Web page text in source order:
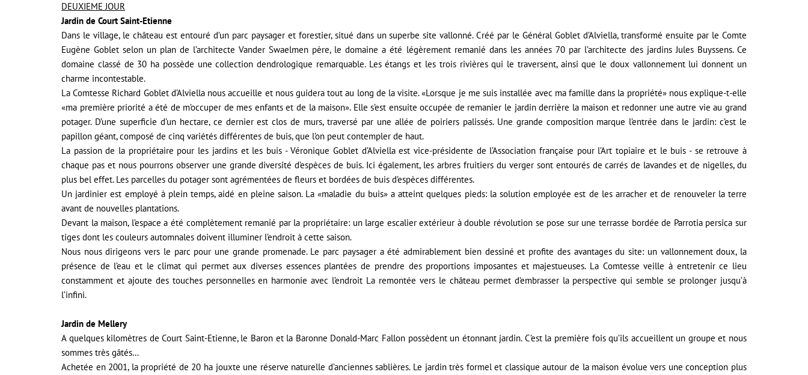
DEUXIEME JOUR
Jardin de Court Saint-Etienne
Dans le village, le château est entouré d’un parc paysager et forestier, situé dans un superbe site vallonné. Créé par le Général Goblet d’Alviella, transformé ensuite par le Comte
Eugène Goblet selon un plan de l’architecte Vander Swaelmen père, le domaine a été légèrement remanié dans les années 70 par l’architecte des jardins Jules Buyssens. Ce
domaine classé de 30 ha possède une collection dendrologique remarquable. Les étangs et les trois rivières qui le traversent, ainsi que le doux vallonnement lui donnent un
charme incontestable.
La Comtesse Richard Goblet d’Alviella nous accueille et nous guidera tout au long de la visite. «Lorsque je me suis installée avec ma famille dans la propriété» nous explique-t-elle
«ma première priorité a été de m’occuper de mes enfants et de la maison». Elle s’est ensuite occupée de remanier le jardin derrière la maison et redonner une autre vie au grand
potager. D’une superficie d’un hectare, ce dernier est clos de murs, traversé par une allée de poiriers palissés. Une grande composition marque l’entrée dans le jardin: c’est le
papillon géant, composé de cinq variétés différentes de buis, que l’on peut contempler de haut.
La passion de la propriétaire pour les jardins et les buis - Véronique Goblet d’Alviella est vice-présidente de l’Association française pour l’Art topiaire et le buis - se retrouve à
chaque pas et nous pourrons observer une grande diversité d’espèces de buis. Ici également, les arbres fruitiers du verger sont entourés de carrés de lavandes et de nigelles, du
plus bel effet. Les parcelles du potager sont agrémentées de fleurs et bordées de buis d’espèces différentes.
Un jardinier est employé à plein temps, aidé en pleine saison. La «maladie du buis» a atteint quelques pieds: la solution employée est de les arracher et de renouveler la terre
avant de nouvelles plantations.
Devant la maison, l’espace a été complètement remanié par la propriétaire: un large escalier extérieur à double révolution se pose sur une terrasse bordée de Parrotia persica sur
tiges dont les couleurs automnales doivent illuminer l’endroit à cette saison.
Nous nous dirigeons vers le parc pour une grande promenade. Le parc paysager a été admirablement bien dessiné et profite des avantages du site: un vallonnement doux, la
présence de l’eau et le climat qui permet aux diverses essences plantées de prendre des proportions imposantes et majestueuses. La Comtesse veille à entretenir ce lieu
constamment et ajoute des touches personnelles en harmonie avec l’endroit La remontée vers le château permet d’embrasser la perspective qui semble se prolonger jusqu’à
l’infini.
Jardin de Mellery
A quelques kilomètres de Court Saint-Etienne, le Baron et la Baronne Donald-Marc Fallon possèdent un étonnant jardin. C’est la première fois qu’ils accueillent un groupe et nous
sommes très gâtés…
Achetée en 2001, la propriété de 20 ha jouxte une réserve naturelle d’anciennes sablières. Le jardin très formel et classique autour de la maison évolue vers une conception plus